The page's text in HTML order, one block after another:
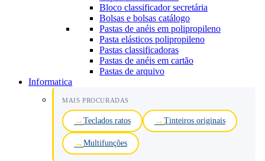
Bloco classificador secretária
Bolsas e bolsas catálogo
Pastas de anéis em polipropileno
Pasta elásticos polipropileno
Pastas classificadoras
Pastas de anéis em cartão
Pastas de arquivo
Informatica
MAIS PROCURADAS
Teclados ratos Tinteiros originais
Multifunções